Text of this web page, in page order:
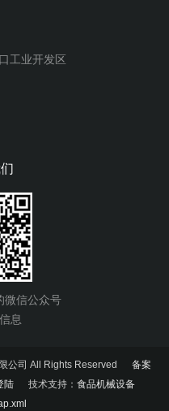
工业开发区
微信公众号
息
公司 All Rights Reserved 备案
陆技术支持： 食品机械设备